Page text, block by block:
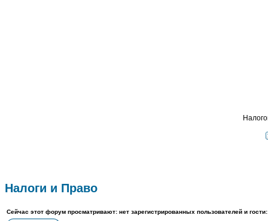
Налоги и Право
Сейчас этот форум просматривают: нет зарегистрированных пользователей и